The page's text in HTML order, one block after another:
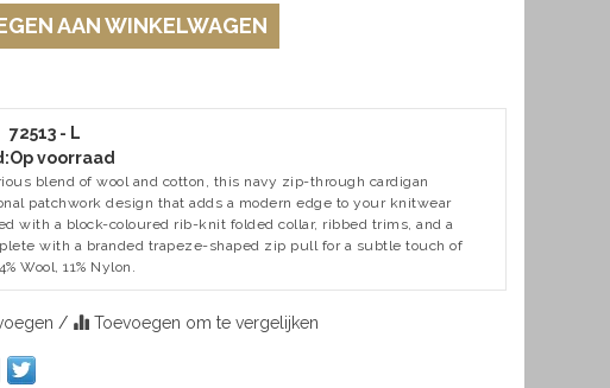
AAN WINKELWAGEN
72513 - L
Op voorraad
blend of wool and cotton, this navy zip-through cardigan
patchwork design that adds a modern edge to your knitwear
with a block-coloured rib-knit folded collar, ribbed trims, and a
with a branded trapeze-shaped zip pull for a subtle touch of
Wool, 11% Nylon.
/ Toevoegen om te vergelijken